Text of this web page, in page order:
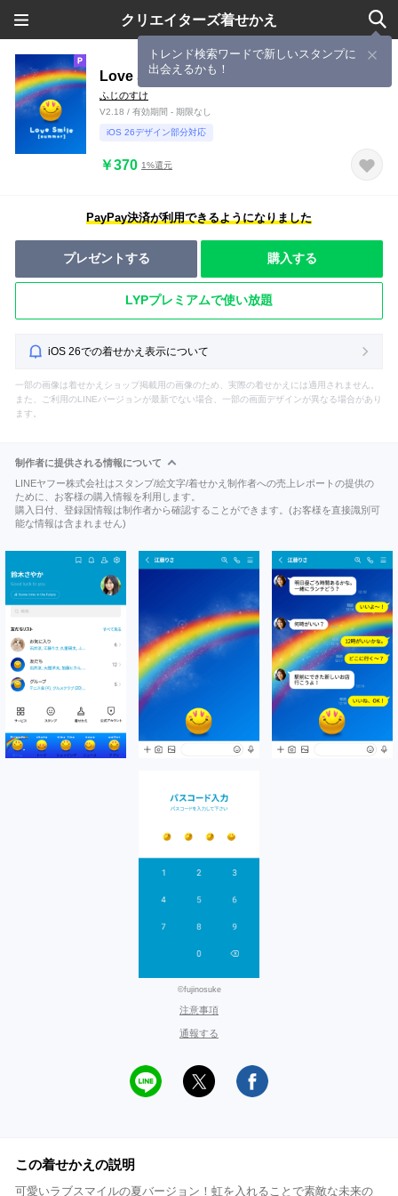
クリエイターズ着せかえ
トレンド検索ワードで新しいスタンプに
出会えるかも！
Love Smile [summer]
ふじのすけ
V2.18 / 有効期間 - 期限なし
iOS 26デザイン部分対応
￥370 1%還元
PayPay決済が利用できるようになりました
プレゼントする 購入する
LYPプレミアムで使い放題
iOS 26での着せかえ表示について
一部の画像は着せかえショップ掲載用の画像のため、実際の着せかえには適用されません。
また、ご利用のLINEバージョンが最新でない場合、一部の画面デザインが異なる場合があり
ます。
制作者に提供される情報について
LINEヤフー株式会社はスタンプ/絵文字/着せかえ制作者への売上レポートの提供の
ために、お客様の購入情報を利用します。
購入日付、登録国情報は制作者から確認することができます。(お客様を直接識別可
能な情報は含まれません)
©fujinosuke
注意事項
通報する
この着せかえの説明
可愛いラブスマイルの夏バージョン！虹を入れることで素敵な未来の